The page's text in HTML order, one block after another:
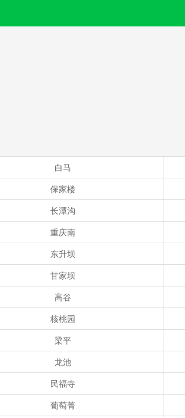
白马
保家楼
长潭沟
重庆南
东升坝
甘家坝
高谷
核桃园
梁平
龙池
民福寺
葡萄菁